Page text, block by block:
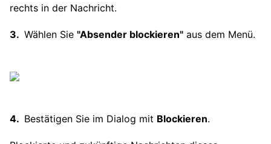
rechts in der Nachricht.
Wählen Sie "Absender blockieren" aus dem Menü.
Bestätigen Sie im Dialog mit Blockieren.